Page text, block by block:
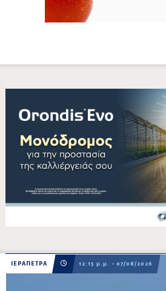
ΙΕΡΑΠΕΤΡΑ 12:15 μ.μ. - 07/08/2026